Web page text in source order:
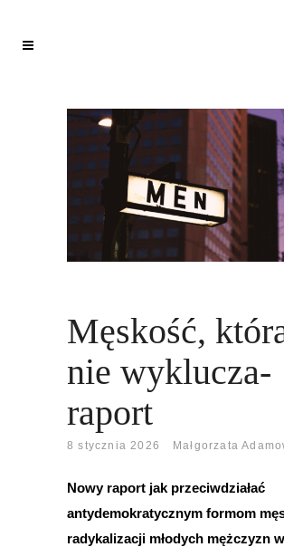
Męskość,
nie wyklucza-
raport
8 stycznia 2026 Małgorzata
Nowy raport jak przeciwdziałać
antydemokratycznym formom
radykalizacji młodych mężczyzn w